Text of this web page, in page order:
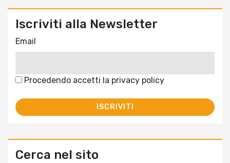
Iscriviti alla Newsletter
Email
Procedendo accetti la privacy policy
Cerca nel sito